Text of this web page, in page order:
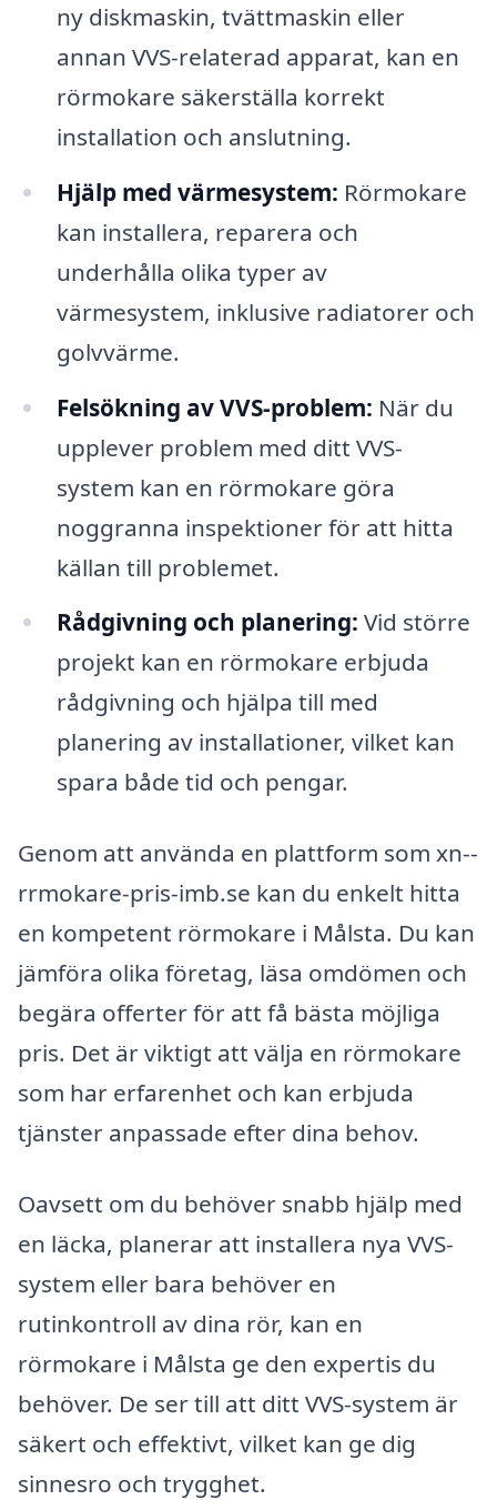
ny diskmaskin, tvättmaskin eller
annan VVS-relaterad apparat, kan en
rörmokare säkerställa korrekt
installation och anslutning.
Hjälp med värmesystem: Rörmokare
kan installera, reparera och
underhålla olika typer av
värmesystem, inklusive radiatorer och
golvvärme.
Felsökning av VVS-problem: När du
upplever problem med ditt VVS-
system kan en rörmokare göra
noggranna inspektioner för att hitta
källan till problemet.
Rådgivning och planering: Vid större
projekt kan en rörmokare erbjuda
rådgivning och hjälpa till med
planering av installationer, vilket kan
spara både tid och pengar.
Genom att använda en plattform som xn--
rrmokare-pris-imb.se kan du enkelt hitta
en kompetent rörmokare i Målsta. Du kan
jämföra olika företag, läsa omdömen och
begära offerter för att få bästa möjliga
pris. Det är viktigt att välja en rörmokare
som har erfarenhet och kan erbjuda
tjänster anpassade efter dina behov.
Oavsett om du behöver snabb hjälp med
en läcka, planerar att installera nya VVS-
system eller bara behöver en
rutinkontroll av dina rör, kan en
rörmokare i Målsta ge den expertis du
behöver. De ser till att ditt VVS-system är
säkert och effektivt, vilket kan ge dig
sinnesro och trygghet.